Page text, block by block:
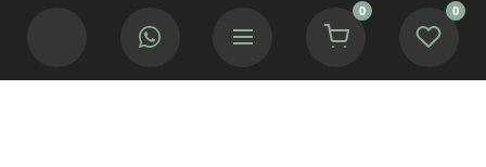
0 0
Ми використовуємо cookies для покращення роботи сайту.
Якщо Ви згідні натисніть кнопку.
Приймаю